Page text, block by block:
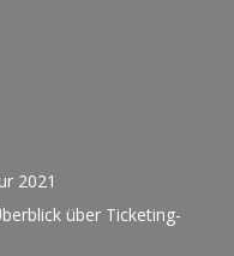
2021
über Ticketing-